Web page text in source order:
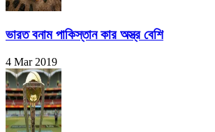
ভারত বনাম পাকিস্তান কার অস্ত্র বেশি
4 Mar 2019